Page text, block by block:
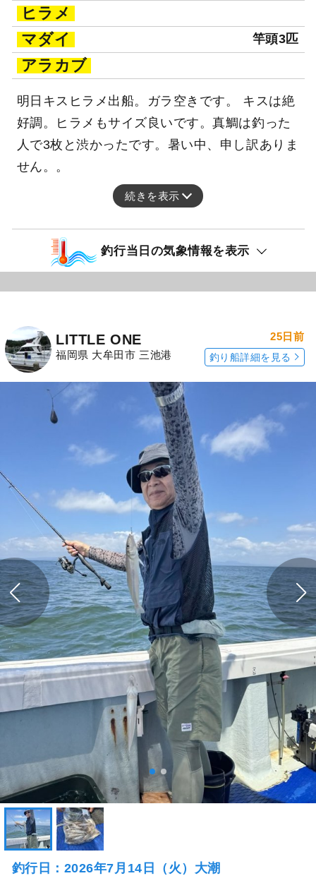
ヒラメ
マダイ
竿頭3匹
アラカブ
明日キスヒラメ出船。ガラ空きです。 キスは絶
好調。ヒラメもサイズ良いです。真鯛は釣った
人で3枚と渋かったです。暑い中、申し訳ありま
せん。。
続きを表示
釣行当日の気象情報を表示
LITTLE ONE
福岡県 大牟田市 三池港
25日前
釣り船詳細を見る
釣行日：2026年7月14日（火）大潮